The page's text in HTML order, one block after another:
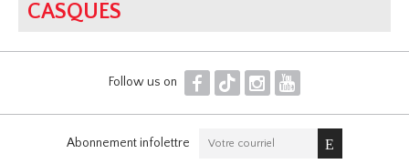
CASQUES
Follow us on F T I Y
Abonnement infolettre